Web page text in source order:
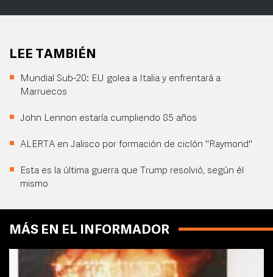
LEE TAMBIÉN
Mundial Sub-20: EU golea a Italia y enfrentará a
Marruecos
John Lennon estaría cumpliendo 85 años
ALERTA en Jalisco por formación de ciclón "Raymond"
Esta es la última guerra que Trump resolvió, según él
mismo
MÁS EN EL INFORMADOR